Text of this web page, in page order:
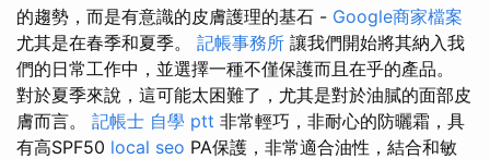
的趨勢，而是有意識的皮膚護理的基石 - Google商家檔案
尤其是在春季和夏季。 記帳事務所 讓我們開始將其納入我
們的日常工作中，並選擇一種不僅保護而且在乎的產品。
對於夏季來說，這可能太困難了，尤其是對於油膩的面部皮
膚而言。 記帳士 自學 ptt 非常輕巧，非耐心的防曬霜，具
有高SPF50 local seo PA保護，非常適合油性，結合和敏